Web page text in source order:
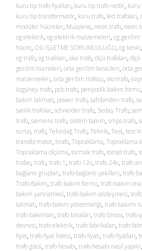
kuru tip trafo fiyatları, kuru tip trafo nedir, kuru
kuru tip transformatör, kuru trafo, led trafoları,
modüler hücreler, Muayene, neon trafo, neon
og elektrik, og elektrik malzemeleri, og gerilim
hücre, OG İŞLETME SORUMLULUĞU, og kesici,
og trafo, og trafoları, oka trafo, ölçü trafoları, ölçü
gerilim hücreleri, orta gerilim kesicileri, orta
malzemeleri, orta gerilim trafosu, oto trafo,
özgüney trafo, pcb trafo, periyodik bakım formu,
bakım talimatı, power trafo, sahibinden trafo,
satılık trafolar, schneider trafo, Sedaş Trafo,
trafo, siemens trafo, sistem bakım, smps trafo,
surtaş trafo, Tekirdağ Trafo, Teknik, Test, test
transformator, tırafo, Topraklama, Topraklama
Topraklama ölçümü, tormak trafo, toroid trafo,
trafao, trafo, trafo 1 , trafo 12v, trafo 24v, trafo
bağlantı grupları, trafo bağlantı şekilleri, trafo
Trafo Bakım, trafo bakım formu, trafo bakım
bakım şartnamesi, trafo bakım sözleşmesi,
talimatı, trafo bakım yönetmeliği, trafo bakımı
trafo bakımları, trafo binaları, trafo binası, trafo
devresi, trafo elektrik, trafo fabrikaları, trafo
fiyat, trafo fiyat listesi, trafo fiyatı, trafo fiyatları,
trafo gücü, trafo hesabı, trafo hesabı nasıl yapılır,